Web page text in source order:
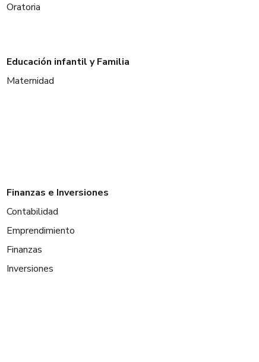
Oratoria
Educación infantil y Familia
Maternidad
Finanzas e Inversiones
Contabilidad
Emprendimiento
Finanzas
Inversiones